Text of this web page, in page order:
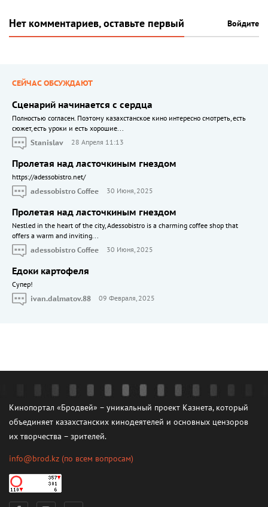
Нет комментариев, оставьте первый Войдите
СЕЙЧАС ОБСУЖДАЮТ
Сценарий начинается с сердца
Полностью согласен. Поэтому казахстанское кино интересно смотреть, есть
сюжет, есть уроки и есть хорошие...
Stanislav
28 Апреля 11:13
Пролетая над ласточкиным гнездом
https://adessobistro.net/
adessobistro Coffee
30 Июня, 2025
Пролетая над ласточкиным гнездом
Nestled in the heart of the city, Adessobistro is a charming coffee shop that
offers a warm and inviting...
adessobistro Coffee
30 Июня, 2025
Едоки картофеля
Cупер!
ivan.dalmatov.88
09 Февраля, 2025
Кинопортал «Бродвей» – уникальный проект Казнета, который
объединяет казахстанских кинодеятелей и основных цензоров
их творчества – зрителей.
info@brod.kz (по всем вопросам)